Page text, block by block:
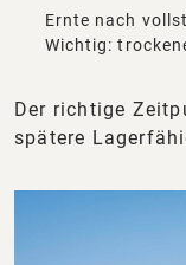
Ernte nach
Wichtig:
Der richtige
spätere